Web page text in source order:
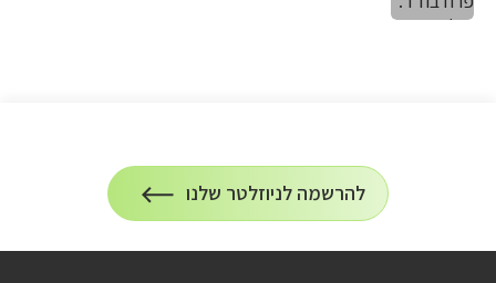
הרשמה
להרשמה לניוזלטר שלנו
על
הרשמה